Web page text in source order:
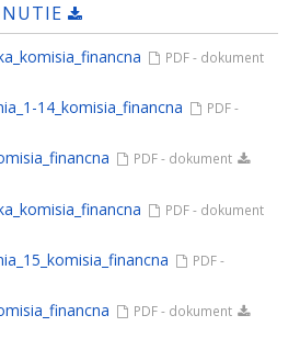
PDF - dokument
14_komisia_financna
PDF -
PDF - dokument
PDF - dokument
PDF -
PDF - dokument